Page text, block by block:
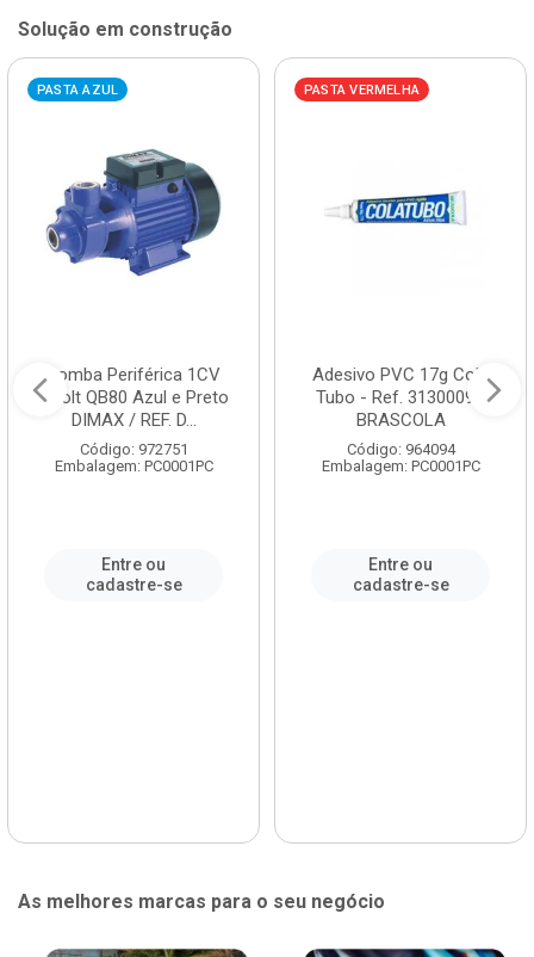
Solução em construção
PASTA AZUL
Bomba Periférica 1CV
Bivolt QB80 Azul e Preto
DIMAX / REF. D...
Código: 972751
Embalagem: PC0001PC
Entre ou
cadastre-se
PASTA VERMELHA
Adesivo PVC 17g Cola
Tubo - Ref. 3130009 -
BRASCOLA
Código: 964094
Embalagem: PC0001PC
Entre ou
cadastre-se
As melhores marcas para o seu negócio